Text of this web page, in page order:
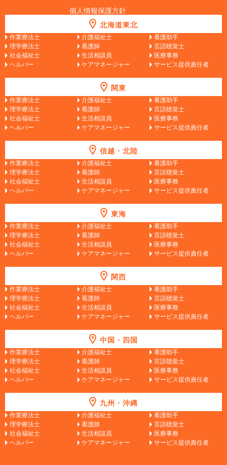
個人情報保護方針
北海道東北
作業療法士 介護福祉士
看護助手
理学療法士
看護師
言語聴覚士
社会福祉士
生活相談員
医療事務
ヘルパー
ケアマネージャー サービス提供責任者
関東
作業療法士 介護福祉士
看護助手
理学療法士
看護師
言語聴覚士
社会福祉士
生活相談員
医療事務
ヘルパー
ケアマネージャー サービス提供責任者
信越・北陸
作業療法士 介護福祉士
看護助手
理学療法士
看護師
言語聴覚士
社会福祉士
生活相談員
医療事務
ヘルパー
ケアマネージャー サービス提供責任者
東海
作業療法士 介護福祉士
看護助手
理学療法士
看護師
言語聴覚士
社会福祉士
生活相談員
医療事務
ヘルパー
ケアマネージャー サービス提供責任者
関西
作業療法士 介護福祉士
看護助手
理学療法士
看護師
言語聴覚士
社会福祉士
生活相談員
医療事務
ヘルパー
ケアマネージャー サービス提供責任者
中国・四国
作業療法士 介護福祉士
看護助手
理学療法士
看護師
言語聴覚士
社会福祉士
生活相談員
医療事務
ヘルパー
ケアマネージャー サービス提供責任者
九州・沖縄
作業療法士 介護福祉士
看護助手
理学療法士
看護師
言語聴覚士
社会福祉士
生活相談員
医療事務
ヘルパー
ケアマネージャー サービス提供責任者